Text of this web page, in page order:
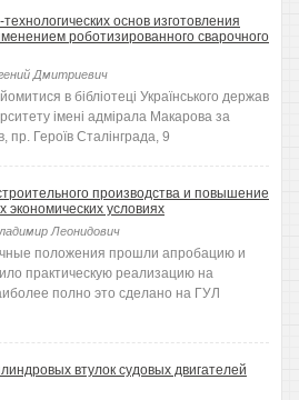
основ изготовления
роботизированного сварочного
Дмитриевич
в бібліотеці Українського держав
імені адмірала Макарова за
пр. Героїв Сталінграда, 9
производства и повышение
экономических условиях
Леонидович
положения прошли апробацию и
практическую реализацию на
полно это сделано на ГУЛ
втулок судовых двигателей